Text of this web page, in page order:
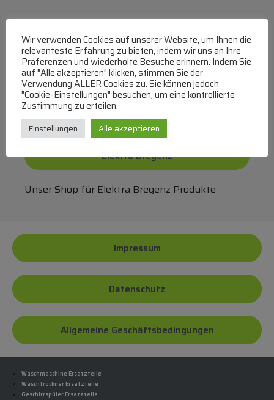
FAQ
Häufige Fragen zu unserer Website werden in
unserer FAQ beantwortet
Elektra Bregenz
Unser Shop für Elektra Bregenz Produkte
Impressum
Datenschutz
Allgemeine Geschäftsbedingungen
Waschmaschine Ersatzteile
Waschtrockner Ersatzteile
Geschirrspüler Ersatzteile
Wir verwenden Cookies auf unserer Website, um Ihnen die
relevanteste Erfahrung zu bieten, indem wir uns an Ihre
Präferenzen und wiederholte Besuche erinnern. Indem Sie
auf "Alle akzeptieren" klicken, stimmen Sie der
Verwendung ALLER Cookies zu. Sie können jedoch
"Cookie-Einstellungen" besuchen, um eine kontrollierte
Zustimmung zu erteilen.
Einstellungen Alle akzeptieren